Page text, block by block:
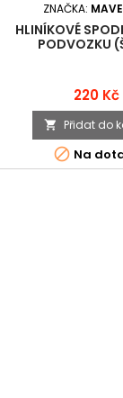
ZNAČKA:
HLINÍKOVÉ
PODVOZKU
Cena
220 Kč
 Přidat do
 Na